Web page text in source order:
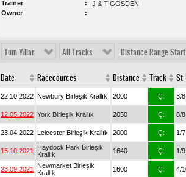
Trainer
J & T GOSDEN
Owner
Tüm Yıllar All Tracks Distance Range Start
Date Racecources Distance Track St
22.10.2022 Newbury Birleşik Krallık 2000 Ç: 3/8
12.05.2022 York Birleşik Krallık 2050 Ç: 8/8
23.04.2022 Leicester Birleşik Krallık 2000 Ç: 1/7
15.10.2021
Haydock Park Birleşik
Krallık
1640 Ç: 1/9
23.09.2021
Newmarket Birleşik
Krallık
1600 Ç: 4/